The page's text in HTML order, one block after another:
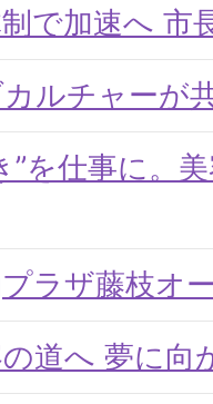
制で加速へ
カルチャーが
”を仕事に。
ラザ藤枝オ
の道へ 夢に